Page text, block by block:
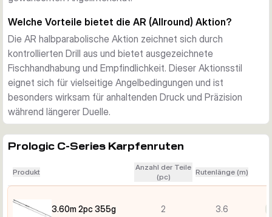
Welche Vorteile bietet die AR (Allround) Aktion?
Die AR halbparabolische Aktion zeichnet sich durch
kontrollierten Drill aus und bietet ausgezeichnete
Fischhandhabung und Empfindlichkeit. Dieser Aktionsstil
eignet sich für vielseitige Angelbedingungen und ist
besonders wirksam für anhaltenden Druck und Präzision
während längerer Duelle.
Prologic C-Series Karpfenruten
Produkt
Anzahl der Teile
(pc)
Rutenlänge (m)
3.60m 2pc 355g 2 3.6